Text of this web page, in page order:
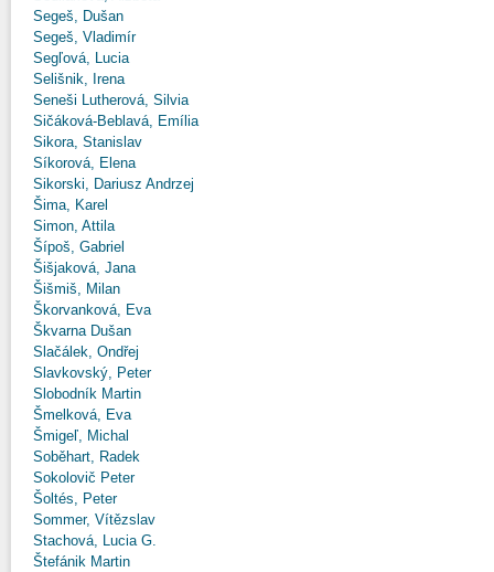
Segeš, Dušan
Segeš, Vladimír
Segľová, Lucia
Selišnik, Irena
Seneši Lutherová, Silvia
Sičáková-Beblavá, Emília
Sikora, Stanislav
Síkorová, Elena
Sikorski, Dariusz Andrzej
Šima, Karel
Simon, Attila
Šípoš, Gabriel
Šišjaková, Jana
Šišmiš, Milan
Škorvanková, Eva
Škvarna Dušan
Slačálek, Ondřej
Slavkovský, Peter
Slobodník Martin
Šmelková, Eva
Šmigeľ, Michal
Soběhart, Radek
Sokolovič Peter
Šoltés, Peter
Sommer, Vítězslav
Stachová, Lucia G.
Štefánik Martin